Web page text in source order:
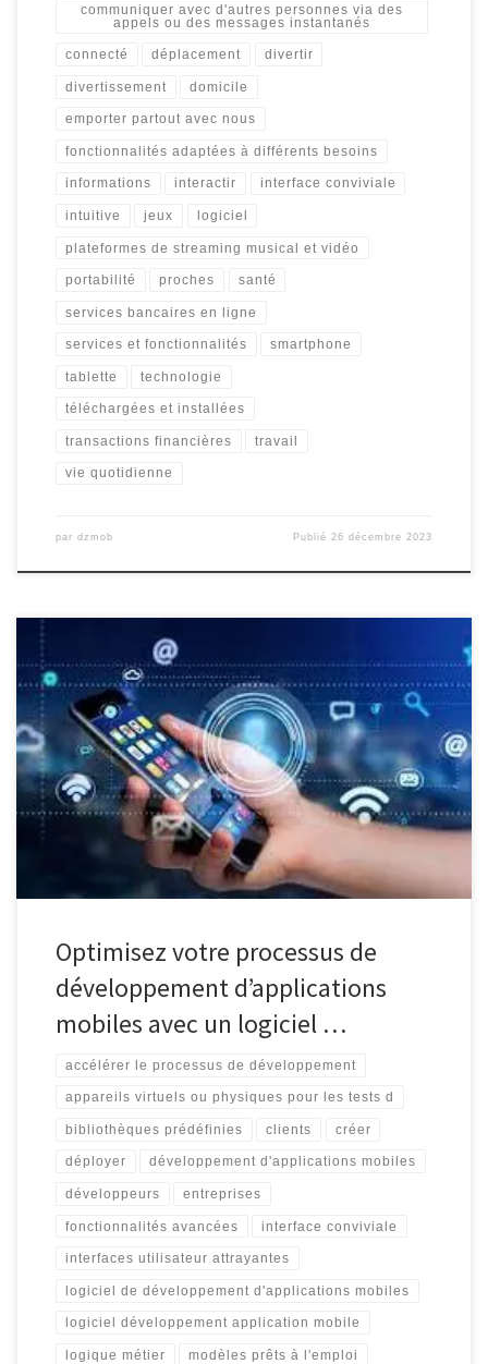
communiquer avec d'autres personnes via des
appels ou des messages instantanés
connecté déplacement divertir
divertissement domicile
emporter partout avec nous
fonctionnalités adaptées à différents besoins
informations interactir interface conviviale
intuitive jeux logiciel
plateformes de streaming musical et vidéo
portabilité proches santé
services bancaires en ligne
services et fonctionnalités smartphone
tablette technologie
téléchargées et installées
transactions financières travail
vie quotidienne
par dzmob Publié26 décembre 2023
Le développement d’applications mobiles est devenu un élément
essentiel dans le monde numérique d’aujourd’hui. Avec
l’explosion des smartphones et des tablettes, les applications
mobiles sont devenues une passerelle incontournable pour les
entreprises afin d’atteindre leurs clients et de fournir des services
innovants. Un logiciel de développement d’applications mobiles
joue un […]
Optimisez votre processus de
développement d’applications
mobiles avec un logiciel …
accélérer le processus de développement
appareils virtuels ou physiques pour les tests d
bibliothèques prédéfinies clients créer
déployer développement d'applications mobiles
développeurs entreprises
fonctionnalités avancées interface conviviale
interfaces utilisateur attrayantes
logiciel de développement d'applications mobiles
logiciel développement application mobile
logique métier modèles prêts à l'emploi